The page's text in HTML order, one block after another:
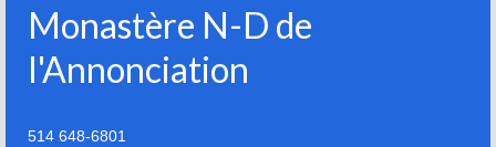
Monastère N-D de
l'Annonciation
514 648-6801